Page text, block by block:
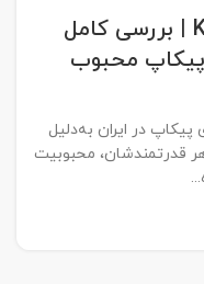
خرید لوازم یدکی KMC T8 | بررسی کامل
محبوب
در ایران به‌دلیل
قدرتمندشان، محبوبیت